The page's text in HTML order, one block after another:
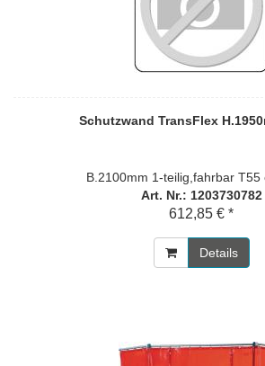
Schutzwand TransFlex
B.2100mm 1-teilig,fahrbar T55
Art. Nr.: 1203730782
612,85 € *
Details